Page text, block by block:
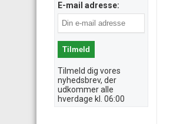
E-mail adresse:
Tilmeld dig vores
nyhedsbrev, der
udkommer alle
hverdage kl. 06:00